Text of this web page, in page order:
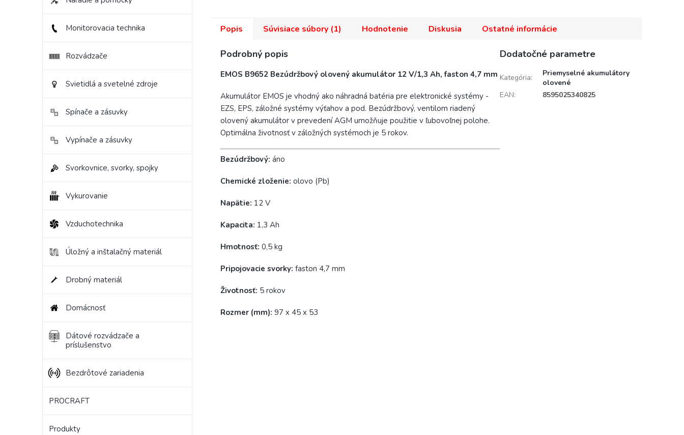
Monitorovacia technika
Rozvádzače
Svietidlá a svetelné zdroje
Spínače a zásuvky
Vypínače a zásuvky
Svorkovnice, svorky, spojky
Vykurovanie
Vzduchotechnika
Úložný a inštalačný materiál
Drobný materiál
Domácnosť
Dátové rozvádzače a
príslušenstvo
Bezdrôtové zariadenia
PROCRAFT
Produkty
Popis Súvisiace súbory (1) Hodnotenie Diskusia Ostatné informácie
Podrobný popis
EMOS B9652 Bezúdržbový olovený akumulátor 12 V/1,3 Ah, faston 4,7 mm
Akumulátor EMOS je vhodný ako náhradná batéria pre elektronické systémy -
EZS, EPS, záložné systémy výťahov a pod. Bezúdržbový, ventilom riadený
olovený akumulátor v prevedení AGM umožňuje použitie v ľubovoľnej polohe.
Optimálna životnosť v záložných systémoch je 5 rokov.
Bezúdržbový: áno
Chemické zloženie: olovo (Pb)
Napätie: 12 V
Kapacita: 1,3 Ah
Hmotnosť: 0,5 kg
Pripojovacie svorky: faston 4,7 mm
Životnosť: 5 rokov
Rozmer (mm): 97 x 45 x 53
Dodatočné parametre
Kategória:
Priemyselné akumulátory
olovené
EAN: 8595025340825